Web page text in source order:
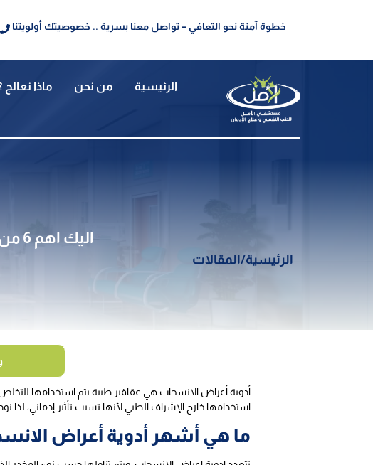
خطوة آمنة نحو التعافي – تواصل معنا بسرية .. خصوصيتك أولويتنا
الرئيسية من نحن ماذا نعالج
اليك اهم 6 من اهم ادوية اعراض الانسحاب تعرف عليهم الان
الرئيسية/المقالات
أدوية أعراض الانسحاب هي عقاقير طبية يتم استخدامها
استخدامها خارج الإشراف الطبي لأنها تسبب تأثير إدماني، لذا
ما هي أشهر أدوية أعراض